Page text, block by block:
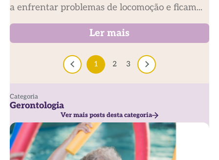
a enfrentar problemas de locomoção e ficam...
Ler mais
1 2 3
Categoria
Gerontologia
Ver mais posts desta categoria